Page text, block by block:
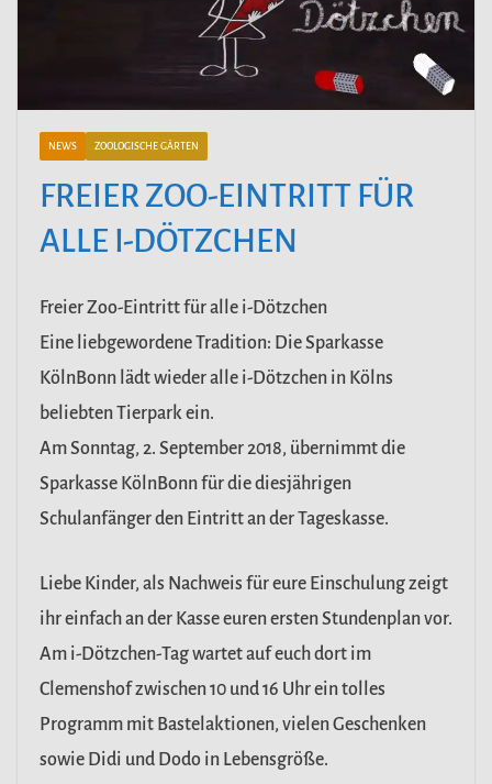
NEWS ZOOLOGISCHE GÄRTEN
FREIER ZOO-EINTRITT FÜR
ALLE I-DÖTZCHEN
Freier Zoo-Eintritt für alle i-Dötzchen
Eine liebgewordene Tradition: Die Sparkasse
KölnBonn lädt wieder alle i-Dötzchen in Kölns
beliebten Tierpark ein.
Am Sonntag, 2. September 2018, übernimmt die
Sparkasse KölnBonn für die diesjährigen
Schulanfänger den Eintritt an der Tageskasse.
Liebe Kinder, als Nachweis für eure Einschulung zeigt
ihr einfach an der Kasse euren ersten Stundenplan vor.
Am i-Dötzchen-Tag wartet auf euch dort im
Clemenshof zwischen 10 und 16 Uhr ein tolles
Programm mit Bastelaktionen, vielen Geschenken
sowie Didi und Dodo in Lebensgröße.